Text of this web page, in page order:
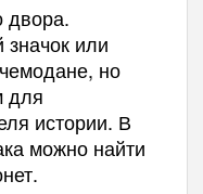
двора.
или
но
для
истории. В
можно найти